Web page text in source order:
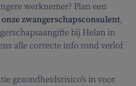
werknemer? Plan een
zwangerschapsconsulent,
bij Helan in
alle correcte info rond verlof
gezondheidsrisico's in voor